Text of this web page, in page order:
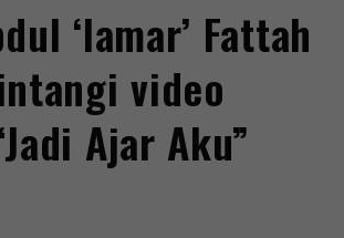
‘lamar’ Fattah
video
Ajar Aku”